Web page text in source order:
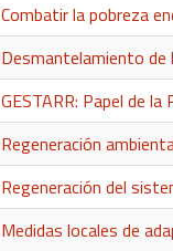
Combatir la pobreza
Desmantelamiento de
GESTARR: Papel de
Regeneración
Regeneración del
Medidas locales de